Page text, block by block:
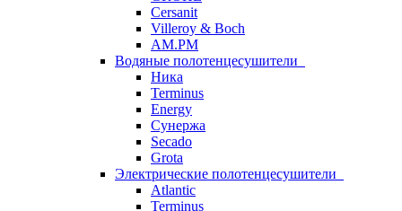
Cersanit
Villeroy & Boch
AM.PM
Водяные полотенцесушители
Ника
Terminus
Energy
Сунержа
Secado
Grota
Электрические полотенцесушители
Atlantic
Terminus